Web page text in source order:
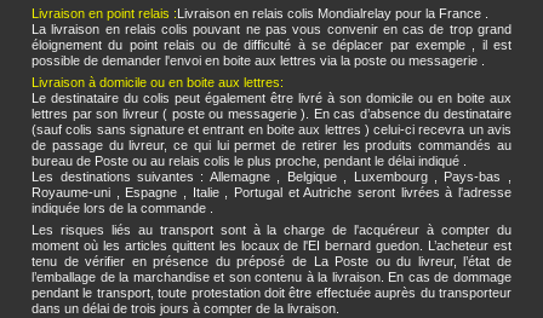
Livraison en point relais :Livraison en relais colis Mondialrelay pour la France .
La livraison en relais colis pouvant ne pas vous convenir en cas de trop grand
éloignement du point relais ou de difficulté à se déplacer par exemple , il est
possible de demander l'envoi en boite aux lettres via la poste ou messagerie .
Livraison à domicile ou en boite aux lettres:
Le destinataire du colis peut également être livré à son domicile ou en boite aux
lettres par son livreur ( poste ou messagerie ). En cas d’absence du destinataire
(sauf colis sans signature et entrant en boite aux lettres ) celui-ci recevra un avis
de passage du livreur, ce qui lui permet de retirer les produits commandés au
bureau de Poste ou au relais colis le plus proche, pendant le délai indiqué .
Les destinations suivantes : Allemagne , Belgique , Luxembourg , Pays-bas ,
Royaume-uni , Espagne , Italie , Portugal et Autriche seront livrées à l'adresse
indiquée lors de la commande .
Les risques liés au transport sont à la charge de l'acquéreur à compter du
moment où les articles quittent les locaux de l'EI bernard guedon. L’acheteur est
tenu de vérifier en présence du préposé de La Poste ou du livreur, l’état de
l’emballage de la marchandise et son contenu à la livraison. En cas de dommage
pendant le transport, toute protestation doit être effectuée auprès du transporteur
dans un délai de trois jours à compter de la livraison.